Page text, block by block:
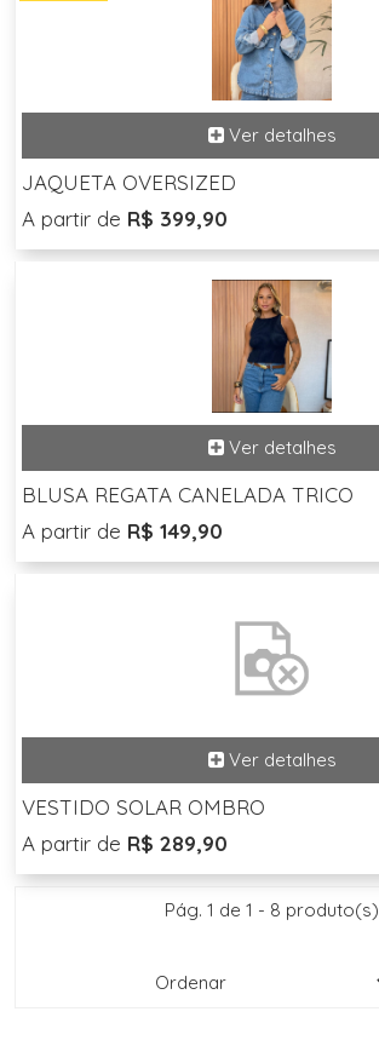
JAQUETA OVERSIZED
A partir de R$ 399,90
BLUSA REGATA CANELADA TRICO
A partir de R$ 149,90
VESTIDO SOLAR OMBRO
A partir de R$ 289,90
Pág. 1 de 1 - 8 produto(s)